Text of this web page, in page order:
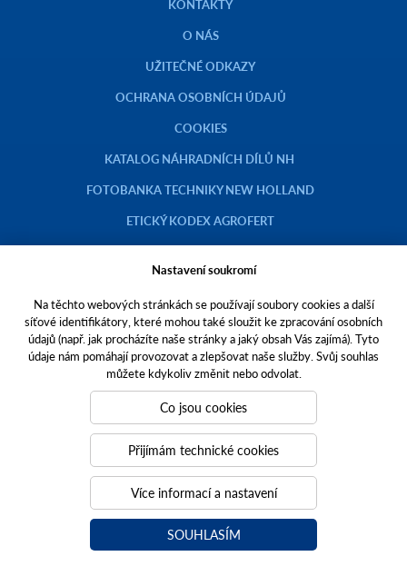
KONTAKTY
O NÁS
UŽITEČNÉ ODKAZY
OCHRANA OSOBNÍCH ÚDAJŮ
COOKIES
KATALOG NÁHRADNÍCH DÍLŮ NH
FOTOBANKA TECHNIKY NEW HOLLAND
ETICKÝ KODEX AGROFERT
Copyright © 2023 AGROTEC a.s.
Toto jsou internetové stránky společnosti AGROTEC a. s., se sídlem v
Hustopečích, Brněnská 74, PSČ 69301, IČO 00544957,
zapsané v OR vedeném Krajským soudem v Brně, oddíl B, vložka 138.
Společnost AGROTEC a.s. je členem koncernu AGROFERT řízeného
společností AGROFERT, a.s.,
IČO 26185610, se sídlem na adrese Pyšelská 2327/2, Chodov, 149 00
Praha 4.
webové portály, které vám pomáhají růst. Jsme
PUXdesign.
grotectrucks.cz
a-finance.cz
kariéra v Agrotec a.s.
Nastavení soukromí
Na těchto webových stránkách se používají soubory cookies a další
síťové identifikátory, které mohou také sloužit ke zpracování osobních
údajů (např. jak procházíte naše stránky a jaký obsah Vás zajímá). Tyto
údaje nám pomáhají provozovat a zlepšovat naše služby. Svůj souhlas
můžete kdykoliv změnit nebo odvolat.
Co jsou cookies
Přijímám technické cookies
Více informací a nastavení
SOUHLASÍM